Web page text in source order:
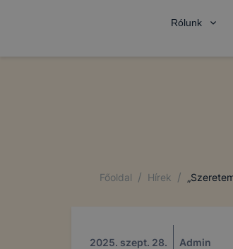
Rólunk
Főoldal / Hírek /
2025. szept. 28. Admin